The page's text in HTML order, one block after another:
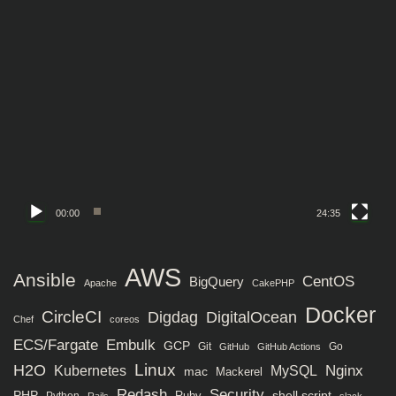
00:00 24:35
Ansible Apache AWS BigQuery CakePHP CentOS
Chef CircleCI coreos Digdag DigitalOcean Docker
ECS/Fargate Embulk GCP Git GitHub GitHub Actions Go
H2O Kubernetes Linux mac Mackerel MySQL Nginx